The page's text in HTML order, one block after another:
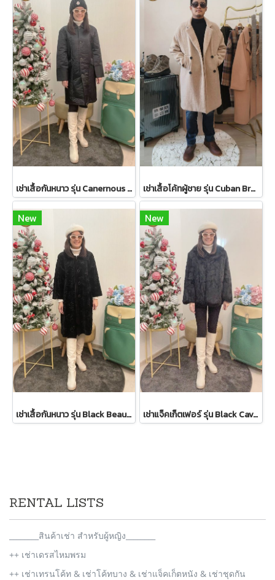
เช่าเสื้อกันหนาว รุ่น Canernous Black Single Breasted Coat 2109GCT1630FABK1 เช่าเสื้อโค้ทผู้ชาย รุ่น Cuban Brown Sand Double Breasted Coat 2107GCL1133FABR1
New
เช่าเสื้อกันหนาว รุ่น Black Beauty Single Breasted Coat 2108GCL1544FABK1
New
เช่าแจ็คเก็ตเฟอร์ รุ่น Black Cavernous Fur Jacket 2111GCF1779FABK1
RENTAL LISTS
________สินค้าเช่า สำหรับผู้หญิง________
++ เช่าเดรสไหมพรม
++ เช่าเทรนโค้ท & เช่าโค้ทบาง & เช่าแจ็คเก็ตหนัง & เช่าชุดกัน